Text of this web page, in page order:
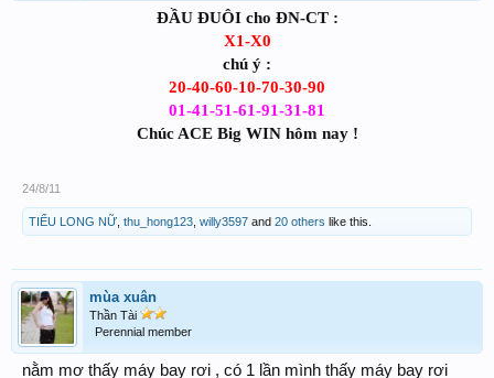
ĐẦU ĐUÔI cho ĐN-CT :
X1-X0
chú ý :
20-40-60-10-70-30-90
01-41-51-61-91-31-81
Chúc ACE Big WIN hôm nay !
24/8/11
TIỂU LONG NỮ thu_hong123 willy3597 and 20 others like this.
mùa xuân
Thần Tài
Perennial member
nằm mơ thấy máy bay rơi , có 1 lần mình thấy máy bay rơi